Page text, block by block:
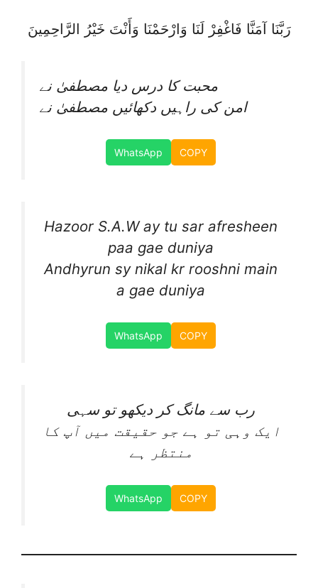
رَبَّنَا آمَنَّا فَاغْفِرْ لَنَا وَارْحَمْنَا وَأَنْتَ خَيْرُ الرَّاحِمِينَ
محبت کا درس دیا مصطفیٰ نے
امن کی راہیں دکھائیں مصطفیٰ نے
WhatsApp COPY
Hazoor S.A.W ay tu sar afresheen
paa gae duniya
Andhyrun sy nikal kr rooshni main
a gae duniya
WhatsApp COPY
رب سے مانگ کر دیکھو تو سہی
ایک وہی تو ہے جو حقیقت میں آپ کا
منتظر ہے
WhatsApp COPY